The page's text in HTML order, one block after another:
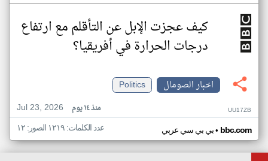
كيف عجزت الإبل عن التأقلم مع ارتفاع
درجات الحرارة في أفريقيا؟
اخبار الصومال
Politics
Jul 23, 2026
منذ ١٤ يوم UU17ZB
بي بي سي عربي• bbc.com عدد الكلمات: ١٢١٩ الصور: ١٢